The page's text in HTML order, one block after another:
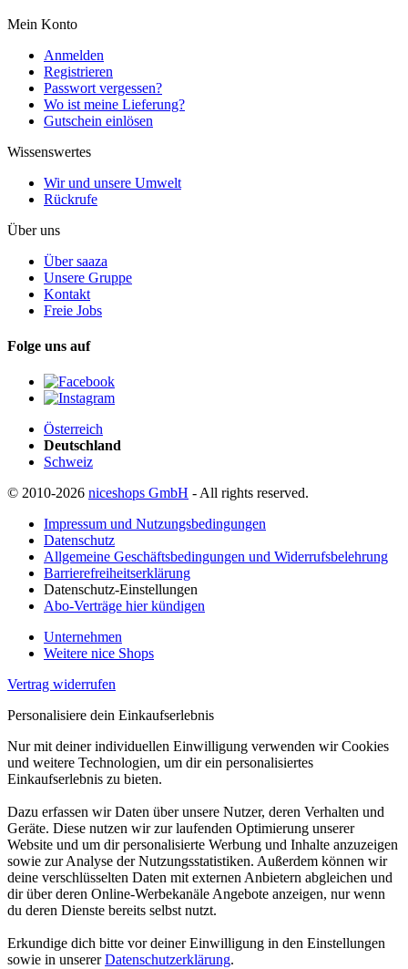
Mein Konto
Anmelden
Registrieren
Passwort vergessen?
Wo ist meine Lieferung?
Gutschein einlösen
Wissenswertes
Wir und unsere Umwelt
Rückrufe
Über uns
Über saaza
Unsere Gruppe
Kontakt
Freie Jobs
Folge uns auf
Österreich
Deutschland
Schweiz
© 2010-2026 niceshops GmbH - All rights reserved.
Impressum und Nutzungsbedingungen
Datenschutz
Allgemeine Geschäftsbedingungen und Widerrufsbelehrung
Barrierefreiheitserklärung
Datenschutz-Einstellungen
Abo-Verträge hier kündigen
Unternehmen
Weitere nice Shops
Vertrag widerrufen
Personalisiere dein Einkaufserlebnis
Nur mit deiner individuellen Einwilligung verwenden wir Cookies
und weitere Technologien, um dir ein personalisiertes
Einkaufserlebnis zu bieten.
Dazu erfassen wir Daten über unsere Nutzer, deren Verhalten und
Geräte. Diese nutzen wir zur laufenden Optimierung unserer
Website und um dir personalisierte Werbung und Inhalte anzuzeigen
sowie zur Analyse der Nutzungsstatistiken. Außerdem können wir
deine verschlüsselten Daten mit externen Anbietern abgleichen und
dir über deren Online-Werbekanäle Angebote anzeigen, nur wenn
du deren Dienste bereits selbst nutzt.
Erkundige dich bitte vor deiner Einwilligung in den Einstellungen
sowie in unsererDatenschutzerklärung.